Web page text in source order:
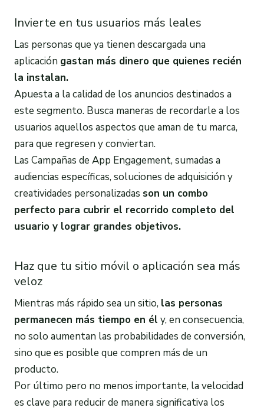
Invierte en tus usuarios más leales
Las personas que ya tienen descargada una
aplicación gastan más dinero que quienes recién
la instalan.
Apuesta a la calidad de los anuncios destinados a
este segmento. Busca maneras de recordarle a los
usuarios aquellos aspectos que aman de tu marca,
para que regresen y conviertan.
Las Campañas de App Engagement, sumadas a
audiencias específicas, soluciones de adquisición y
creatividades personalizadas son un combo
perfecto para cubrir el recorrido completo del
usuario y lograr grandes objetivos.
Haz que tu sitio móvil o aplicación sea más
veloz
Mientras más rápido sea un sitio, las personas
permanecen más tiempo en él y, en consecuencia,
no solo aumentan las probabilidades de conversión,
sino que es posible que compren más de un
producto.
Por último pero no menos importante, la velocidad
es clave para reducir de manera significativa los